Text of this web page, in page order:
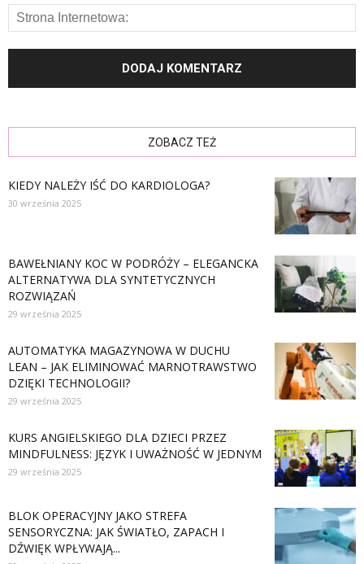
ZOBACZ TEŻ
KIEDY NALEŻY IŚĆ DO KARDIOLOGA?
30 września 2025
BAWEŁNIANY KOC W PODRÓŻY – ELEGANCKA
ALTERNATYWA DLA SYNTETYCZNYCH
ROZWIĄZAŃ
29 września 2025
AUTOMATYKA MAGAZYNOWA W DUCHU
LEAN – JAK ELIMINOWAĆ MARNOTRAWSTWO
DZIĘKI TECHNOLOGII?
29 września 2025
KURS ANGIELSKIEGO DLA DZIECI PRZEZ
MINDFULNESS: JĘZYK I UWAŻNOŚĆ W JEDNYM
29 września 2025
BLOK OPERACYJNY JAKO STREFA
SENSORYCZNA: JAK ŚWIATŁO, ZAPACH I
DŹWIĘK WPŁYWAJĄ...